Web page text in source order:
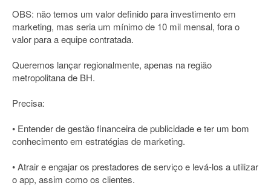
OBS: não temos um valor definido para investimento em
marketing, mas seria um mínimo de 10 mil mensal, fora o
valor para a equipe contratada.
Queremos lançar regionalmente, apenas na região
metropolitana de BH.
Precisa:
• Entender de gestão financeira de publicidade e ter um bom
conhecimento em estratégias de marketing.
• Atrair e engajar os prestadores de serviço e levá-los a utilizar
o app, assim como os clientes.